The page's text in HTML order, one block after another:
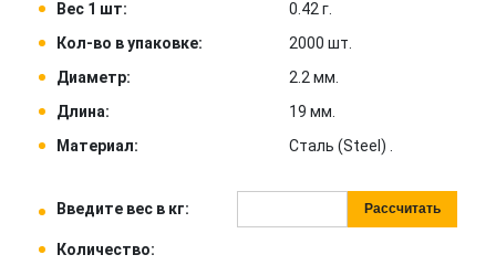
Вес 1 шт:
0.42 г.
Кол-во в упаковке:
2000 шт.
Диаметр:
2.2 мм.
Длина:
19 мм.
Материал:
Сталь (Steel) .
Введите вес в кг: Рассчитать
Количество: